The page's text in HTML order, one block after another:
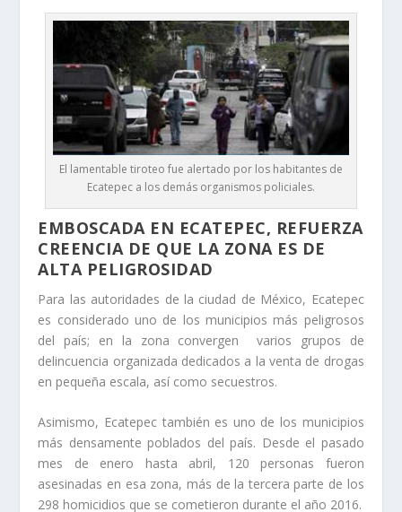
El lamentable tiroteo fue alertado por los habitantes de
Ecatepec a los demás organismos policiales.
EMBOSCADA EN ECATEPEC, REFUERZA
CREENCIA DE QUE LA ZONA ES DE
ALTA PELIGROSIDAD
Para las autoridades de la ciudad de México, Ecatepec
es considerado uno de los municipios más peligrosos
del país; en la zona convergen varios grupos de
delincuencia organizada dedicados a la venta de drogas
en pequeña escala, así como secuestros.
Asimismo, Ecatepec también es uno de los municipios
más densamente poblados del país. Desde el pasado
mes de enero hasta abril, 120 personas fueron
asesinadas en esa zona, más de la tercera parte de los
298 homicidios que se cometieron durante el año 2016.